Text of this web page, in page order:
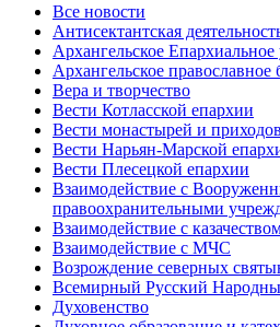
Все новости
Антисектантская
Архангельское
Архангельское православное
Вера и творчество
Вести Котласской епархии
Вести монастырей и приходов
Вести Нарьян-Марской
Вести Плесецкой епархии
Взаимодействие с
правоохранительными
Взаимодействие с
Взаимодействие с МЧС
Возрождение северных
Всемирный Русский
Духовенство